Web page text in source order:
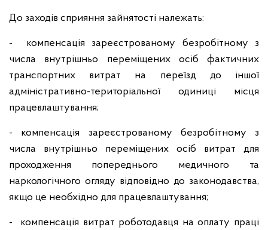
До заходів сприяння зайнятості належать:
- компенсація зареєстрованому безробітному з
числа внутрішньо переміщених осіб фактичних
транспортних витрат на переїзд до іншої
адміністративно-територіальної одиниці місця
працевлаштування;
- компенсація зареєстрованому безробітному з
числа внутрішньо переміщених осіб витрат для
проходження попереднього медичного та
наркологічного огляду відповідно до законодавства,
якщо це необхідно для працевлаштування;
- компенсація витрат роботодавця на оплату праці